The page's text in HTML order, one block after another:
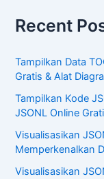
Recent
Tampilkan Data
Gratis & Alat
Tampilkan Kode
JSONL Online
Visualisasikan
Memperkenalkan
Visualisasikan